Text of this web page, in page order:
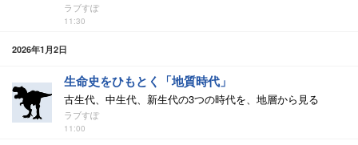
ラブすぽ
11:30
2026年1月2日
生命史をひもとく「地質時代」
古生代、中生代、新生代の3つの時代を、地層から見る
ラブすぽ
11:00